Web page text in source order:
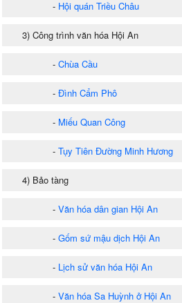
- Hội quán Triều Châu
3) Công trình văn hóa Hội An
- Chùa Cầu
- Đình Cẩm Phô
- Miếu Quan Công
- Tụy Tiên Đường Minh Hương
4) Bảo tàng
- Văn hóa dân gian Hội An
- Gốm sứ mậu dịch Hội An
- Lịch sử văn hóa Hội An
- Văn hóa Sa Huỳnh ở Hội An